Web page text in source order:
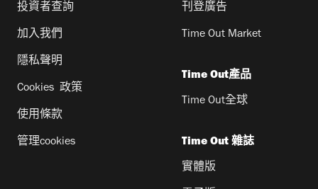
投資者查詢
加入我們
隱私聲明
Cookies 政策
使用條款
管理cookies
刊登廣告
Time Out Market
Time Out產品
Time Out全球
Time Out 雜誌
實體版